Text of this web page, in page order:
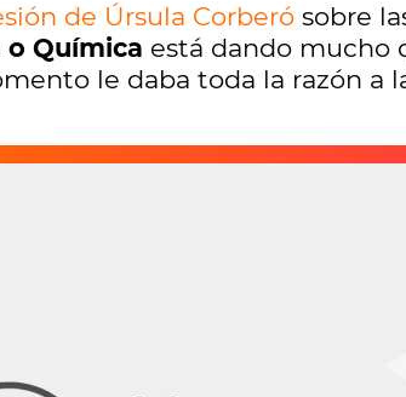
de Úrsula Corberó sobre
o Química está dando mucho
le daba toda la razón a